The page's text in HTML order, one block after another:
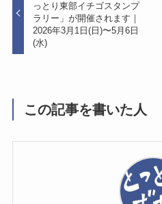
っとり東部イチゴスタンプ
ラリー」が開催されます｜
2026年3月1日(日)〜5月6日
(水)
この記事を書いた人